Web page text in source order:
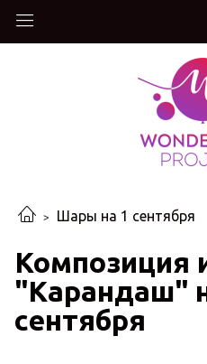
Шары на 1 сентября
Композиция
"Карандаш"
сентября